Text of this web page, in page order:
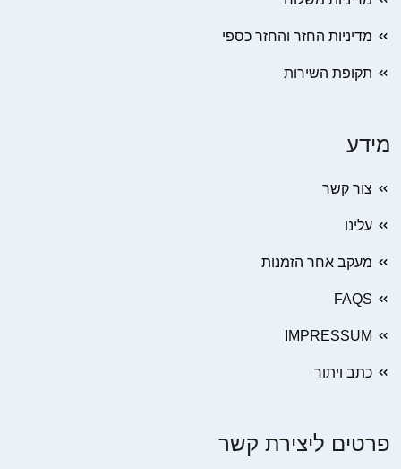
מדיניות החזר והחזר כספי
תקופת השירות
מידע
צור קשר
עלינו
מעקב אחר הזמנות
FAQS
IMPRESSUM
כתב ויתור
פרטים ליצירת קשר